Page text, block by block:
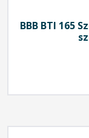
BBB BTI 165